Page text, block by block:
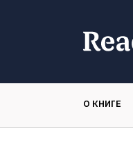
О КНИГЕ